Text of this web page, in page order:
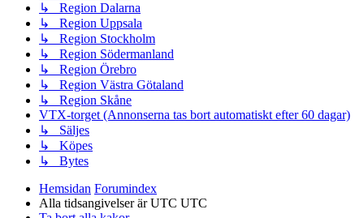
↳ Region Dalarna
↳ Region Uppsala
↳ Region Stockholm
↳ Region Södermanland
↳ Region Örebro
↳ Region Västra Götaland
↳ Region Skåne
VTX-torget (Annonserna tas bort automatiskt efter 60 dagar)
↳ Säljes
↳ Köpes
↳ Bytes
Hemsidan Forumindex
Alla tidsangivelser är UTC UTC